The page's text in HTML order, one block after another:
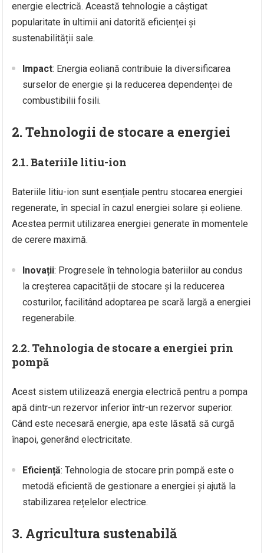
energie electrică. Această tehnologie a câștigat
popularitate în ultimii ani datorită eficienței și
sustenabilității sale.
Impact: Energia eoliană contribuie la diversificarea
surselor de energie și la reducerea dependenței de
combustibilii fosili.
2. Tehnologii de stocare a energiei
2.1. Bateriile litiu-ion
Bateriile litiu-ion sunt esențiale pentru stocarea energiei
regenerate, în special în cazul energiei solare și eoliene.
Acestea permit utilizarea energiei generate în momentele
de cerere maximă.
Inovații: Progresele în tehnologia bateriilor au condus
la creșterea capacității de stocare și la reducerea
costurilor, facilitând adoptarea pe scară largă a energiei
regenerabile.
2.2. Tehnologia de stocare a energiei prin
pompă
Acest sistem utilizează energia electrică pentru a pompa
apă dintr-un rezervor inferior într-un rezervor superior.
Când este necesară energie, apa este lăsată să curgă
înapoi, generând electricitate.
Eficiență: Tehnologia de stocare prin pompă este o
metodă eficientă de gestionare a energiei și ajută la
stabilizarea rețelelor electrice.
3. Agricultura sustenabilă